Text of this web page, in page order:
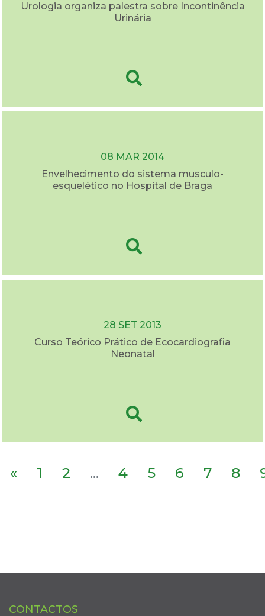
Urologia organiza palestra sobre Incontinência
Urinária
08 MAR 2014
Envelhecimento do sistema musculo-
esquelético no Hospital de Braga
28 SET 2013
Curso Teórico Prático de Ecocardiografia
Neonatal
« 1 2 ... 4 5 6 7 8
CONTACTOS